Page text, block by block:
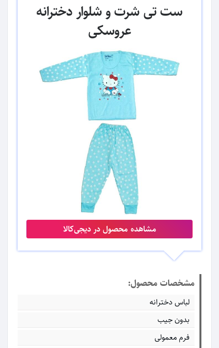
ست تی شرت و شلوار دخترانه
عروسکی
مشاهده محصول در دیجی‌کالا
مشخصات محصول:
لباس دخترانه
بدون جیب
فرم معمولی